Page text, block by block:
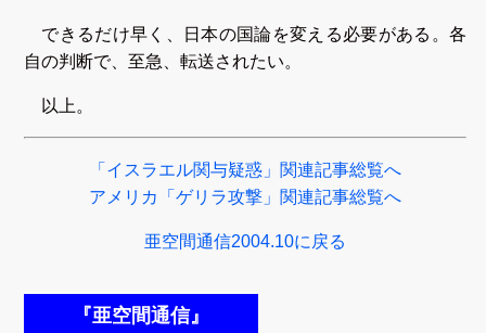
できるだけ早く、日本の国論を変える必要がある。各
自の判断で、至急、転送されたい。
以上。
「イスラエル関与疑惑」関連記事総覧へ
アメリカ「ゲリラ攻撃」関連記事総覧へ
亜空間通信2004.10に戻る
『亜空間通信』